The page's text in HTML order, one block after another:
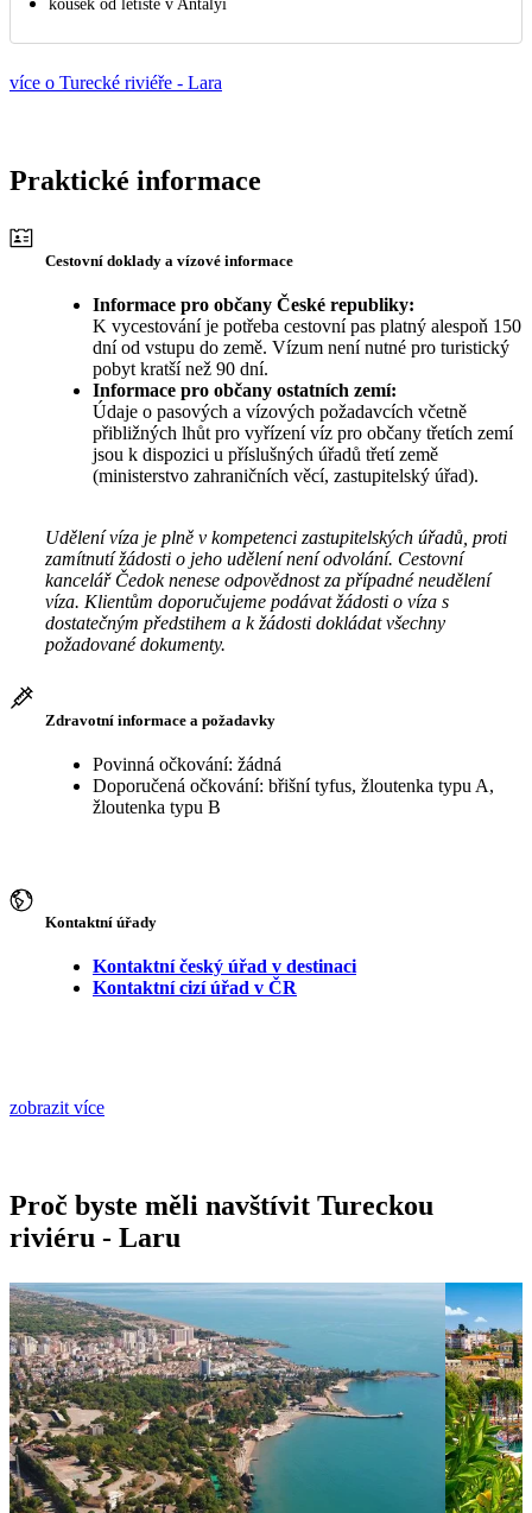
kousek od letiště v Antalyi
více o Turecké riviéře - Lara
Praktické informace
Cestovní doklady a vízové informace
Informace pro občany České republiky:
K vycestování je potřeba cestovní pas platný alespoň 150
dní od vstupu do země. Vízum není nutné pro turistický
pobyt kratší než 90 dní.
Informace pro občany ostatních zemí:
Údaje o pasových a vízových požadavcích včetně
přibližných lhůt pro vyřízení víz pro občany třetích zemí
jsou k dispozici u příslušných úřadů třetí země
(ministerstvo zahraničních věcí, zastupitelský úřad).
Udělení víza je plně v kompetenci zastupitelských úřadů, proti
zamítnutí žádosti o jeho udělení není odvolání. Cestovní
kancelář Čedok nenese odpovědnost za případné neudělení
víza. Klientům doporučujeme podávat žádosti o víza s
dostatečným předstihem a k žádosti dokládat všechny
požadované dokumenty.
Zdravotní informace a požadavky
Povinná očkování: žádná
Doporučená očkování: břišní tyfus, žloutenka typu A,
žloutenka typu B
Kontaktní úřady
Kontaktní český úřad v destinaci
Kontaktní cizí úřad v ČR
zobrazit více
Proč byste měli navštívit Tureckou
riviéru - Laru